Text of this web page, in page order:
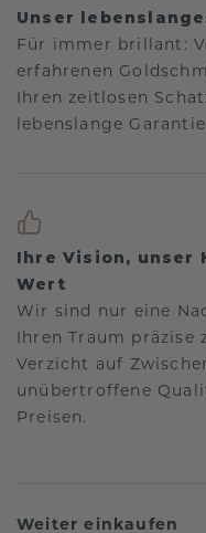
Unser
Für immer brillant:
erfahrenen
Ihren zeitlosen
lebenslange
Ihre Vision, unser
Wert
Wir sind nur eine
Ihren Traum präzise
Verzicht auf
unübertroffene
Preisen.
Weiter einkaufen